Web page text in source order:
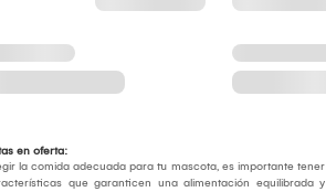
en oferta:
la comida adecuada para tu mascota, es importante tener
que garanticen una alimentación equilibrada y